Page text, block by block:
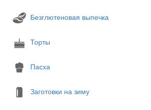
Безглютеновая выпечка
Торты
Пасха
Заготовки на зиму